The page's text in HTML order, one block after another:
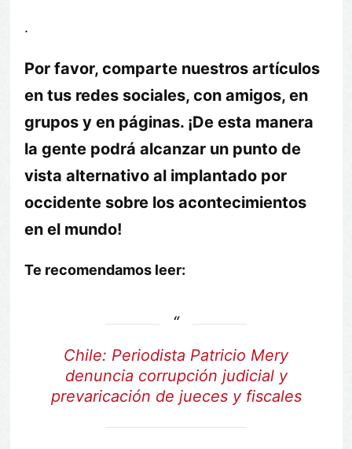
.
Por favor, comparte nuestros artículos
en tus redes sociales, con amigos, en
grupos y en páginas. ¡De esta manera
la gente podrá alcanzar un punto de
vista alternativo al implantado por
occidente sobre los acontecimientos
en el mundo!
Te recomendamos leer:
Chile: Periodista Patricio Mery
denuncia corrupción judicial y
prevaricación de jueces y fiscales